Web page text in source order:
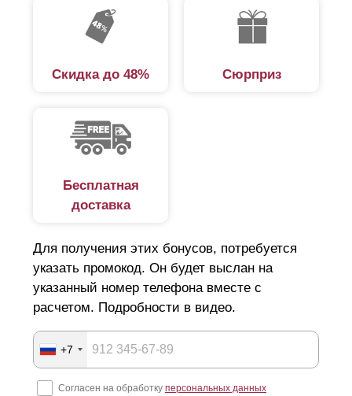
Скидка до 48% Сюрприз
Бесплатная
доставка
Для получения этих бонусов, потребуется
указать промокод. Он будет выслан на
указанный номер телефона вместе с
расчетом. Подробности в видео.
+7
Согласен на обработку персональных данных